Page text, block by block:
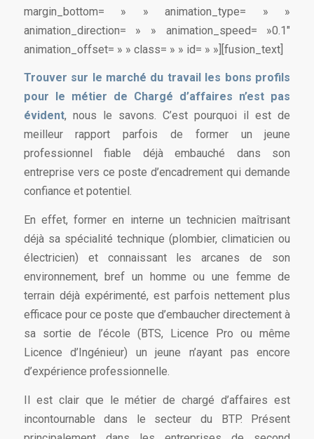
margin_bottom= » » animation_type= » »
animation_direction= » » animation_speed= »0.1″
animation_offset= » » class= » » id= » »][fusion_text]
Trouver sur le marché du travail les bons profils
pour le métier de Chargé d’affaires n’est pas
évident, nous le savons. C’est pourquoi il est de
meilleur rapport parfois de former un jeune
professionnel fiable déjà embauché dans son
entreprise vers ce poste d’encadrement qui demande
confiance et potentiel.
En effet, former en interne un technicien maîtrisant
déjà sa spécialité technique (plombier, climaticien ou
électricien) et connaissant les arcanes de son
environnement, bref un homme ou une femme de
terrain déjà expérimenté, est parfois nettement plus
efficace pour ce poste que d’embaucher directement à
sa sortie de l’école (BTS, Licence Pro ou même
Licence d’Ingénieur) un jeune n’ayant pas encore
d’expérience professionnelle.
Il est clair que le métier de chargé d’affaires est
incontournable dans le secteur du BTP. Présent